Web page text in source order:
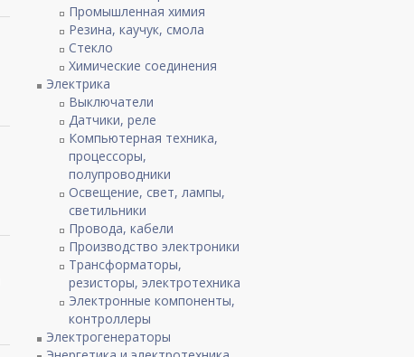
Промышленная химия
Резина, каучук, смола
Стекло
Химические соединения
Электрика
Выключатели
Датчики, реле
Компьютерная техника,
процессоры,
полупроводники
Освещение, свет, лампы,
светильники
Провода, кабели
Производство электроники
Трансформаторы,
резисторы, электротехника
Электронные компоненты,
контроллеры
Электрогенераторы